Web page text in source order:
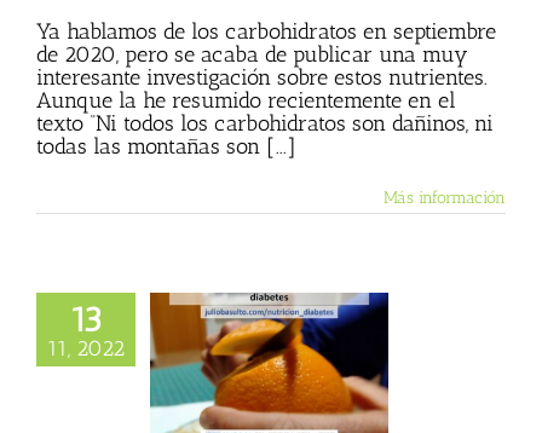
Ya hablamos de los carbohidratos en septiembre
de 2020, pero se acaba de publicar una muy
interesante investigación sobre estos nutrientes.
Aunque la he resumido recientemente en el
texto “Ni todos los carbohidratos son dañinos, ni
todas las montañas son [...]
Más información
13
11, 2022
la nutrición en
con diabetes
mierda Julio